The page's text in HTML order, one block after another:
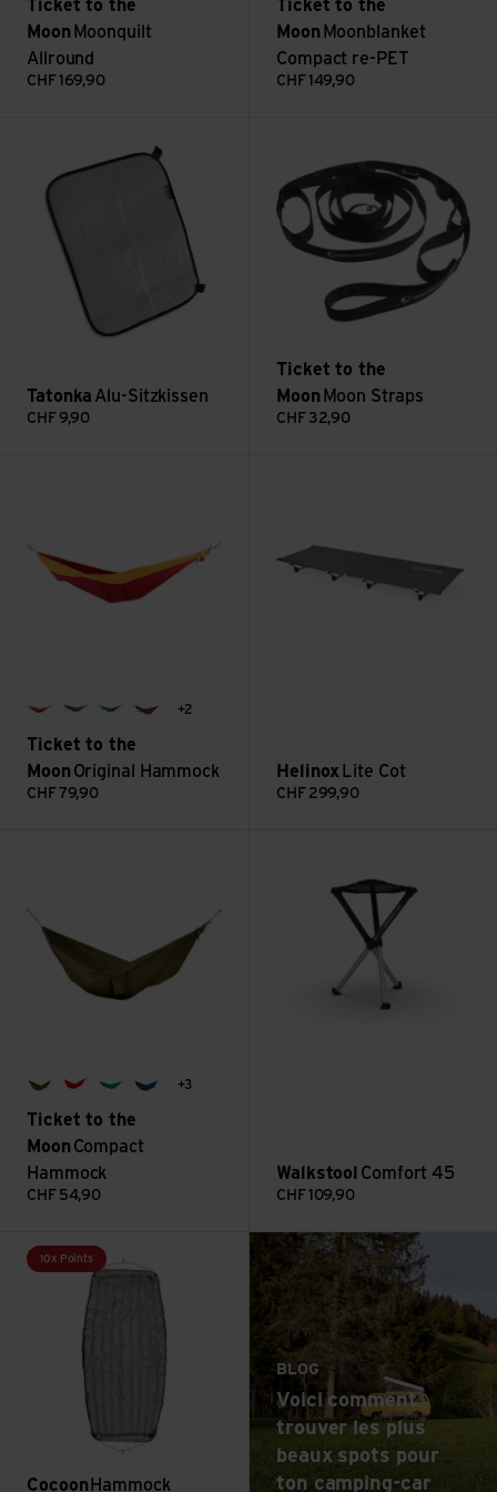
Ticket to the
Moon Moonquilt
Allround
CHF169,90
Ticket to the
Moon Moonblanket
Compact re-PET
CHF149,90
Tatonka Alu-Sitzkissen
CHF 9,90
Ticket to the
Moon Moon Straps
CHF 32,90
+2
Ticket to the
Moon Original Hammock
CHF79,90
Helinox Lite Cot
CHF 299,90
army green
burgundy
aquaroyal blue
+3
Ticket to the
Moon Compact
Hammock
CHF 54,90
Walkstool Comfort 45
CHF109,90
10x Points
Cocoon Hammock
Voir Hammock Underquilt Down
BLOG
Voici comment
trouver les plus
beaux spots pour
ton camping-car
Lire plus : Voici comment